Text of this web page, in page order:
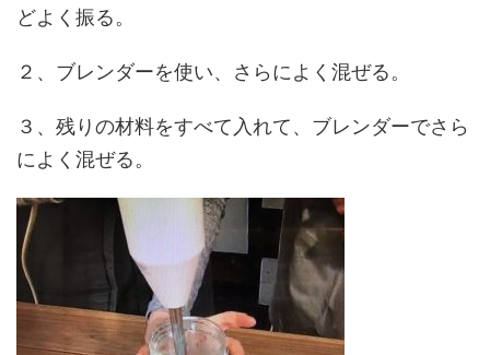
どよく振る。
２、ブレンダーを使い、さらによく混ぜる。
３、残りの材料をすべて入れて、ブレンダーでさら
によく混ぜる。